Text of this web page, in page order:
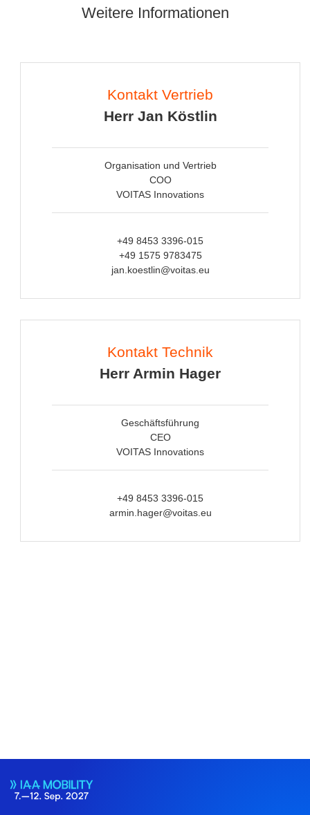
Weitere Informationen
Kontakt Vertrieb
Herr Jan Köstlin
Organisation und Vertrieb
COO
VOITAS Innovations
+49 8453 3396-015
+49 1575 9783475
jan.koestlin@voitas.eu
Kontakt Technik
Herr Armin Hager
Geschäftsführung
CEO
VOITAS Innovations
+49 8453 3396-015
armin.hager@voitas.eu